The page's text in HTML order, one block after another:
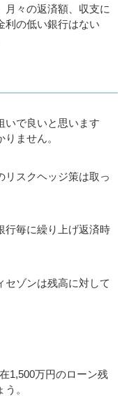
月々の返済額、収支に
利の低い銀行はない
いで良いと思います
ません。
リスクヘッジ策は取っ
行毎に繰り上げ返済時
セゾンは残高に対して
1,500万円のローン残
。